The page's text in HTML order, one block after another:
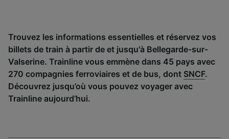
Trouvez les informations essentielles et réservez vos
billets de train à partir de et jusqu'à Bellegarde-sur-
Valserine. Trainline vous emmène dans 45 pays avec
270 compagnies ferroviaires et de bus, dont SNCF.
Découvrez jusqu’où vous pouvez voyager avec
Trainline aujourd’hui.